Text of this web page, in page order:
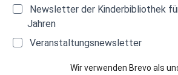
Newsletter der Kinderbibliothek
Jahren
Veranstaltungsnewsletter
Wir verwenden Brevo als